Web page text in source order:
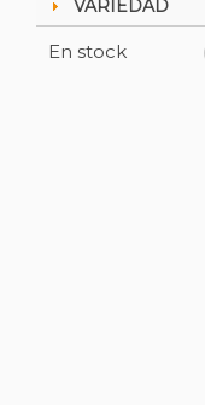
VARIEDAD
En stock